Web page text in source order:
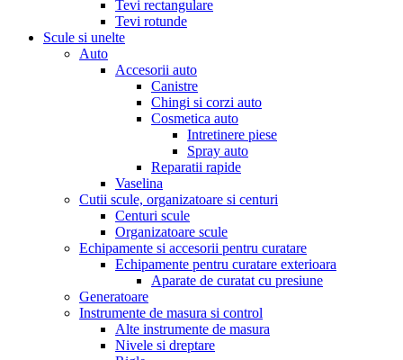
Tevi rectangulare
Tevi rotunde
Scule si unelte
Auto
Accesorii auto
Canistre
Chingi si corzi auto
Cosmetica auto
Intretinere piese
Spray auto
Reparatii rapide
Vaselina
Cutii scule, organizatoare si centuri
Centuri scule
Organizatoare scule
Echipamente si accesorii pentru curatare
Echipamente pentru curatare exterioara
Aparate de curatat cu presiune
Generatoare
Instrumente de masura si control
Alte instrumente de masura
Nivele si dreptare